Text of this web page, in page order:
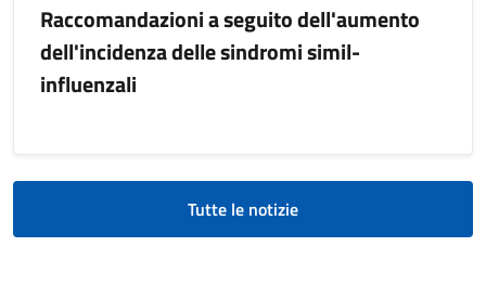
Raccomandazioni a seguito dell'aumento
dell'incidenza delle sindromi simil-
influenzali
Tutte le notizie